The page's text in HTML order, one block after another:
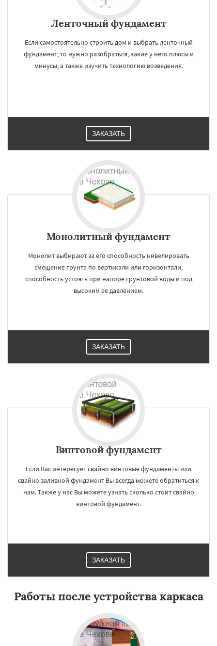
Ленточный фундамент
Если самостоятельно строить дом и выбрать ленточный
фундамент, то нужно разобраться, какие у него плюсы и
минусы, а также изучить технологию возведения.
ЗАКАЗАТЬ
Монолитный фундамент
Монолит выбирают за его способность нивелировать
смещение грунта по вертикали или горизонтали,
способность устоять при напоре грунтовой воды и под
высоким ее давлением.
ЗАКАЗАТЬ
Винтовой фундамент
Если Вас интересует свайно винтовые фундаменты или
свайно заливной фундамент Вы всегда можете обратиться к
нам. Также у нас Вы можете узнать сколько стоит свайно
винтовой фундамент.
ЗАКАЗАТЬ
Работы после устройства каркаса